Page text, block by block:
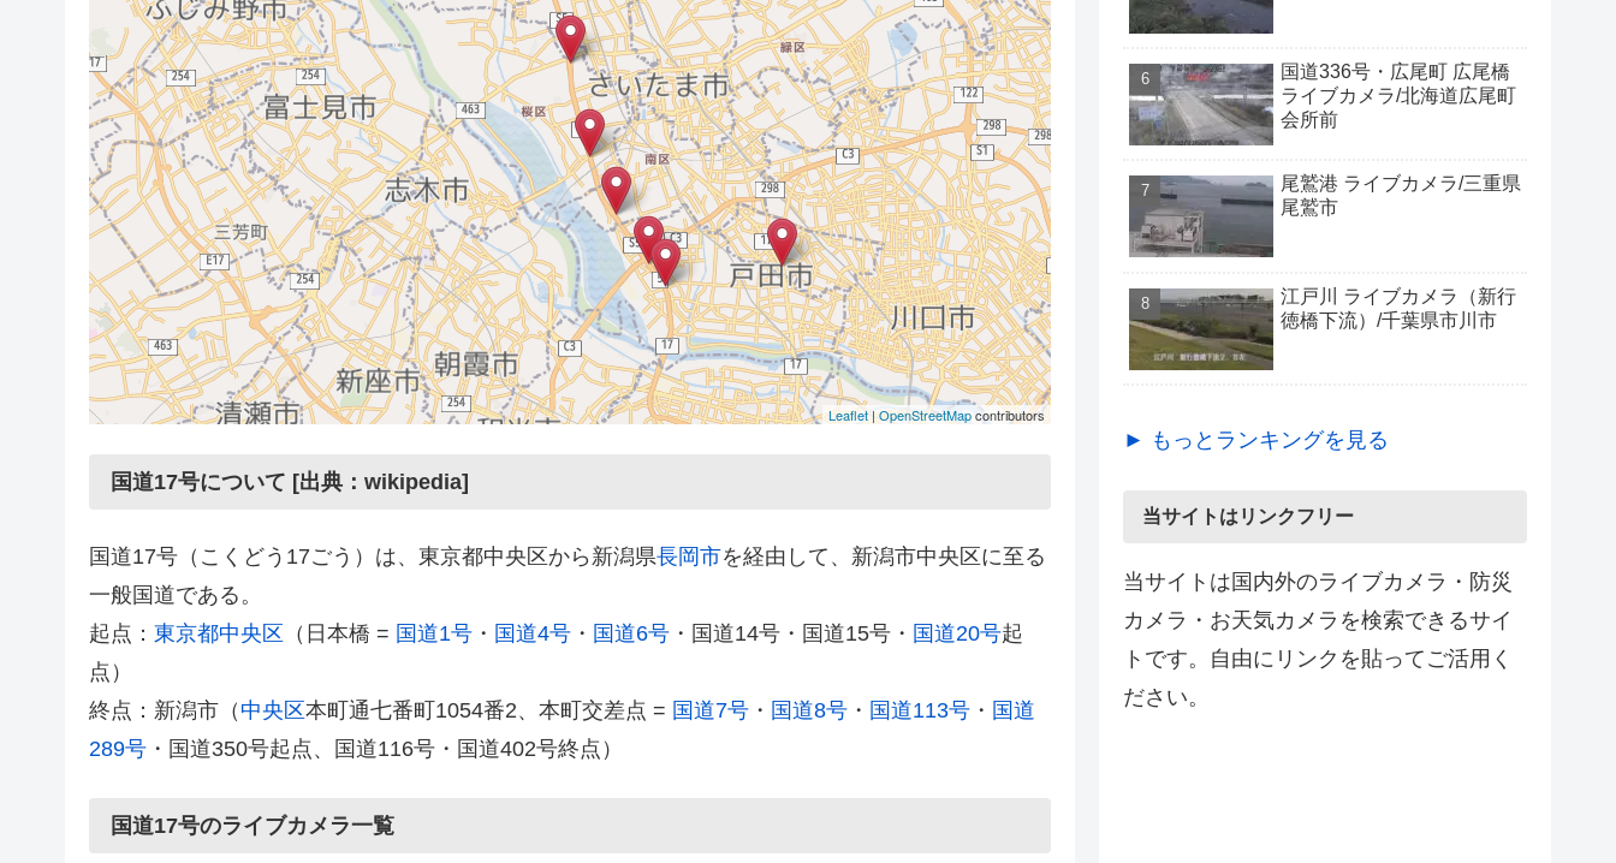
Leaflet|OpenStreetMapcontributors
国道17号について [出典：wikipedia]
国道17号（こくどう17ごう）は、東京都中央区から新潟県長岡市を経由して、新潟市中央区に至る
一般国道である。
起点： 東京都中央区 （日本橋 = 国道1号 ・ 国道4号 ・ 国道6号 ・国道14号・国道15号・ 国道20号起
点）
終点：新潟市（ 中央区本町通七番町1054番2、本町交差点 = 国道7号 ・ 国道8号 ・ 国道113号 ・ 国道
289号 ・国道350号起点、国道116号・国道402号終点）
国道17号のライブカメラ一覧
国道336号・広尾町 広尾橋
ライブカメラ/北海道広尾町
会所前
尾鷲港 ライブカメラ/三重県
尾鷲市
江戸川 ライブカメラ（新行
徳橋下流）/千葉県市川市
► もっとランキングを見る
当サイトはリンクフリー
当サイトは国内外のライブカメラ・防災
カメラ・お天気カメラを検索できるサイ
トです。自由にリンクを貼ってご活用く
ださい。